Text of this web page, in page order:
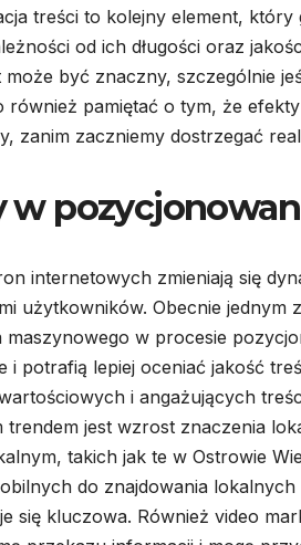
treści to kolejny element,
od ich długości oraz
być znaczny, szczególnie
również pamiętać o tym, że
zanim zaczniemy dostrzegać
w
internetowych zmieniają się
użytkowników. Obecnie
maszynowego w procesie
i potrafią lepiej oceniać jakość
i angażujących
jest wzrost znaczenia
takich jak te w Ostrowie
do znajdowania
się kluczowa. Również video